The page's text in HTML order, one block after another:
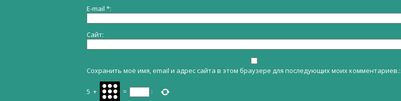
E-mail *
Сайт
Сохранить моё имя, email и адрес сайта в этом браузере для последующих моих комментариев.
5 + =